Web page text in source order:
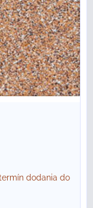
dodania do